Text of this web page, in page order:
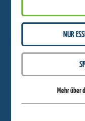
WERDE TEIL DER
Bewirb dich jetzt für
Arbeitstag mit
einbringen, denn wir
NUR
Mehr über